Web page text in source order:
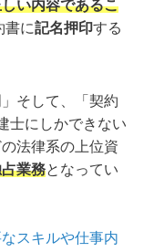
い内容であるこ
書に記名押印する
そして、「契約
士にしかできない
法律系の上位資
業務となってい
スキルや仕事内